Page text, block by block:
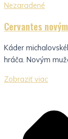
Nezaradené
Cervantes
Káder
hráča. Novým
Zobraziť viac